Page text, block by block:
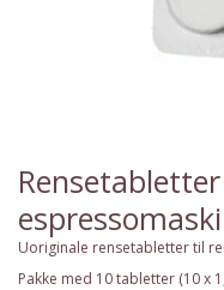
Uoriginale rensetabletter til
Pakke med 10 tabletter (10 x